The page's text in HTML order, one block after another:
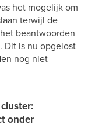
het mogelijk om
terwijl de
beantwoorden
Dit is nu opgelost
nog niet
onder